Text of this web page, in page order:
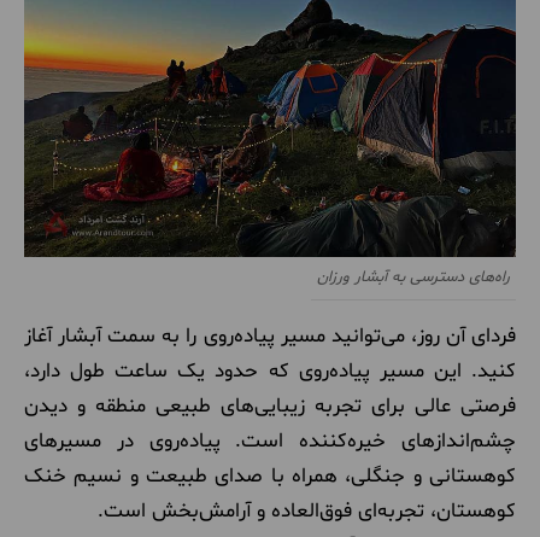
راه‌های دسترسی به آبشار ورزان
فردای آن روز، می‌توانید مسیر پیاده‌روی را به سمت آبشار آغاز
کنید. این مسیر پیاده‌روی که حدود یک ساعت طول دارد،
فرصتی عالی برای تجربه زیبایی‌های طبیعی منطقه و دیدن
چشم‌اندازهای خیره‌کننده است. پیاده‌روی در مسیرهای
کوهستانی و جنگلی، همراه با صدای طبیعت و نسیم خنک
کوهستان، تجربه‌ای فوق‌العاده و آرامش‌بخش است.